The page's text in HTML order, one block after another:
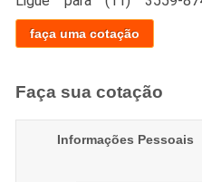
faça uma cotação
Faça sua cotação
Informações Pessoais